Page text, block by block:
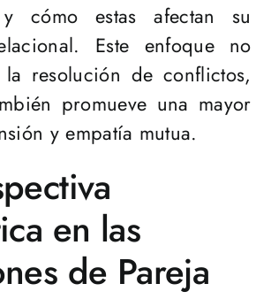
y cómo estas afectan su
Este enfoque no
resolución de conflictos,
promueve una mayor
y empatía mutua.
en las
de Pareja